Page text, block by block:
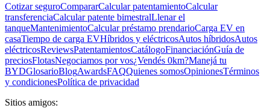
Cotizar seguroCompararCalcular patentamientoCalcular
transferenciaCalcular patente bimestralLlenar el
tanqueMantenimientoCalcular préstamo prendarioCarga EV en
casaTiempo de carga EVHíbridos y eléctricosAutos híbridosAutos
eléctricosReviewsPatentamientosCatálogoFinanciaciónGuía de
preciosFlotasNegociamos por vos¿Vendés 0km?Manejá tu
BYDGlosarioBlogAwardsFAQQuienes somosOpinionesTérminos
y condicionesPolítica de privacidad
Sitios amigos: